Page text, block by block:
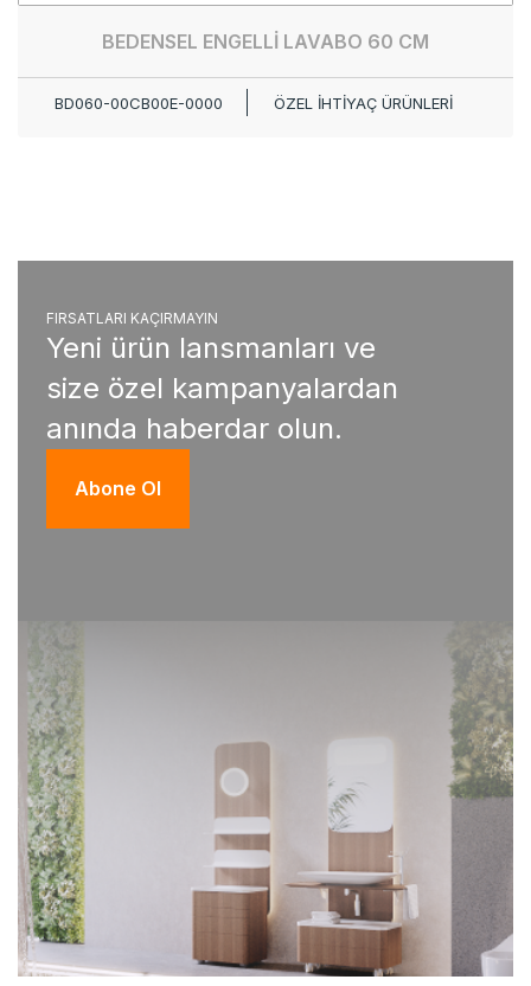
BEDENSEL ENGELLİ LAVABO 60 CM
BD060-00CB00E-0000 ÖZEL İHTİYAÇ ÜRÜNLERİ
FIRSATLARI KAÇIRMAYIN
Yeni ürün lansmanları ve
size özel kampanyalardan
anında haberdar olun.
Abone Ol